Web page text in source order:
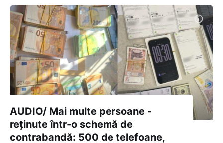
AUDIO/ Mai multe persoane -
reținute într-o schemă de
contrabandă: 500 de telefoane,